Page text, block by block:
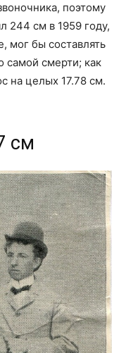
поэтому
244 см в 1959 году,
мог бы составлять
смерти; как
на целых 17.78 см.
см